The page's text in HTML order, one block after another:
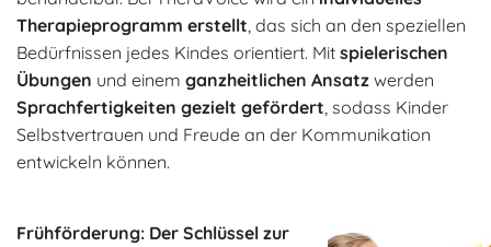
Therapieprogramm erstellt , das sich an den speziellen
Bedürfnissen jedes Kindes orientiert. Mit spielerischen
Übungen und einem ganzheitlichen Ansatz werden
Sprachfertigkeiten gezielt gefördert , sodass Kinder
Selbstvertrauen und Freude an der Kommunikation
entwickeln können.
Frühförderung: Der Schlüssel zur